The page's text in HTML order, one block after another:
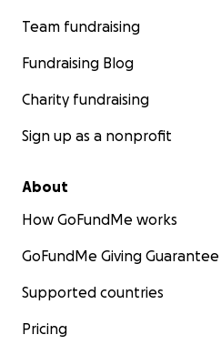
Team fundraising
Fundraising Blog
Charity fundraising
Sign up as a nonprofit
About
How GoFundMe works
GoFundMe Giving Guarantee
Supported countries
Pricing